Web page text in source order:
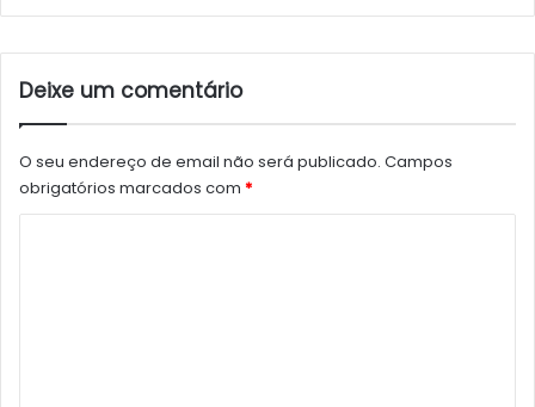
Deixe um comentário
O seu endereço de email não será publicado. Campos
obrigatórios marcados com *